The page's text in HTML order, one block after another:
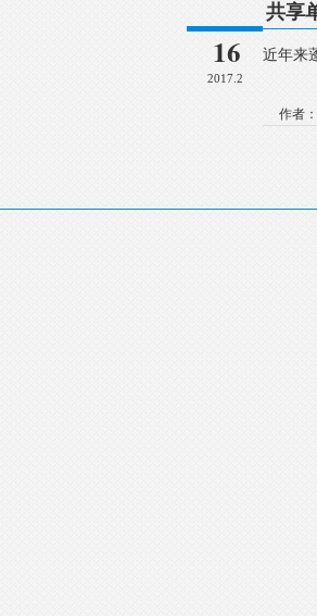
16
2017.2
共享
近年来
作者